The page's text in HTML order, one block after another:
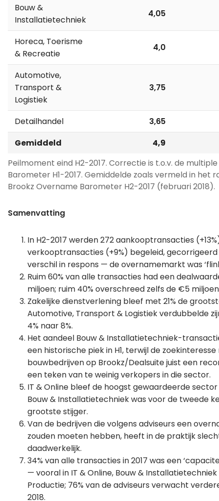
Bouw &
Installatietechniek
4,05
Horeca, Toerisme
& Recreatie
4,0
Automotive,
Transport &
Logistiek
3,75
Detailhandel
3,65
Gemiddeld
4,9
Peilmoment eind H2-2017. Correctie is t.o.v. de
Barometer H1-2017. Gemiddelde zoals vermeld in het
Brookz Overname Barometer H2-2017 (februari 2018).
Samenvatting
In H2-2017 werden 272 aankooptransacties
verkooptransacties (+9%) begeleid,
verschil in respons — de overnamemarkt was
Ruim 60% van alle transacties had een
miljoen; ruim 40% overschreed zelfs de €5
Zakelijke dienstverlening bleef met 21% de
Automotive, Transport & Logistiek verdubbelde
4% naar 8%.
Het aandeel Bouw & Installatietechniek-
een historische piek in H1, terwijl de
bouwbedrijven op Brookz/Dealsuite juist een
een teken van te weinig verkopers in die sector.
IT & Online bleef de hoogst gewaardeerde sector
Bouw & Installatietechniek was voor de tweede
grootste stijger.
Van de bedrijven die volgens adviseurs een
zouden moeten hebben, heeft in de praktijk
daadwerkelijk.
34% van alle transacties in 2017 was een
— vooral in IT & Online, Bouw &
Productie; 76% van de adviseurs verwacht
2018.